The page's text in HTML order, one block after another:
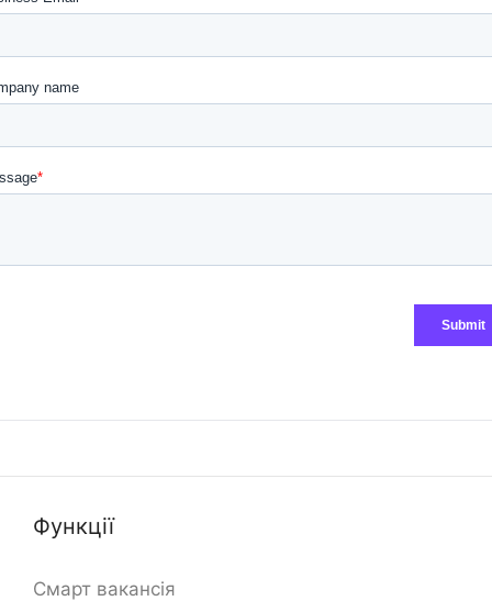
Функції
Смарт вакансія